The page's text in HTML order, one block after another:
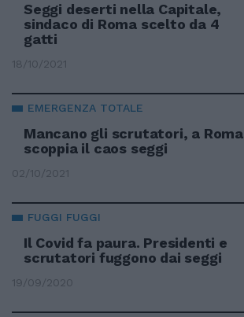
Seggi deserti nella Capitale,
sindaco di Roma scelto da 4
gatti
18/10/2021
EMERGENZA TOTALE
Mancano gli scrutatori, a Roma
scoppia il caos seggi
02/10/2021
FUGGI FUGGI
Il Covid fa paura. Presidenti e
scrutatori fuggono dai seggi
19/09/2020